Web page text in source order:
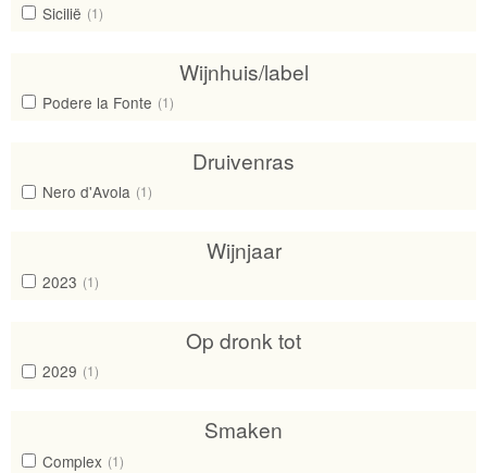
Sicilië (1)
Wijnhuis/label
Podere la Fonte (1)
Druivenras
Nero d'Avola (1)
Wijnjaar
2023 (1)
Op dronk tot
2029 (1)
Smaken
Complex (1)